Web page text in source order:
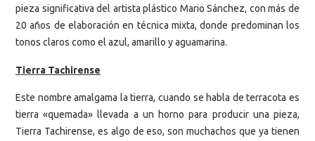
pieza significativa del artista plástico Mario Sánchez, con más de
20 años de elaboración en técnica mixta, donde predominan los
tonos claros como el azul, amarillo y aguamarina.
Tierra Tachirense
Este nombre amalgama la tierra, cuando se habla de terracota es
tierra «quemada» llevada a un horno para producir una pieza,
Tierra Tachirense, es algo de eso, son muchachos que ya tienen